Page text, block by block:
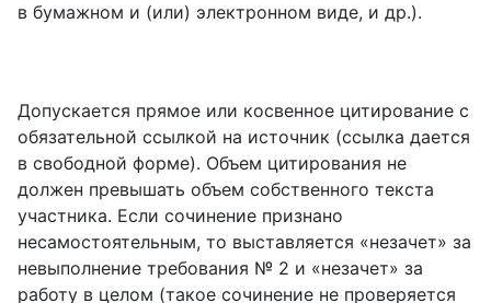
в бумажном и (или) электронном виде, и др.).
Допускается прямое или косвенное цитирование с
обязательной ссылкой на источник (ссылка дается
в свободной форме). Объем цитирования не
должен превышать объем собственного текста
участника. Если сочинение признано
несамостоятельным, то выставляется «незачет» за
невыполнение требования № 2 и «незачет» за
работу в целом (такое сочинение не проверяется